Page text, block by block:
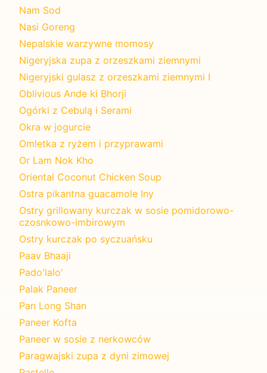
Nam Sod
Nasi Goreng
Nepalskie warzywne momosy
Nigeryjska zupa z orzeszkami ziemnymi
Nigeryjski gulasz z orzeszkami ziemnymi I
Oblivious Ande ki Bhorji
Ogórki z Cebulą i Serami
Okra w jogurcie
Omletka z ryżem i przyprawami
Or Lam Nok Kho
Oriental Coconut Chicken Soup
Ostra pikantna guacamole Iny
Ostry grillowany kurczak w sosie pomidorowo-
czosnkowo-imbirowym
Ostry kurczak po syczuańsku
Paav Bhaaji
Pado'lalo'
Palak Paneer
Pan Long Shan
Paneer Kofta
Paneer w sosie z nerkowców
Paragwajski zupa z dyni zimowej